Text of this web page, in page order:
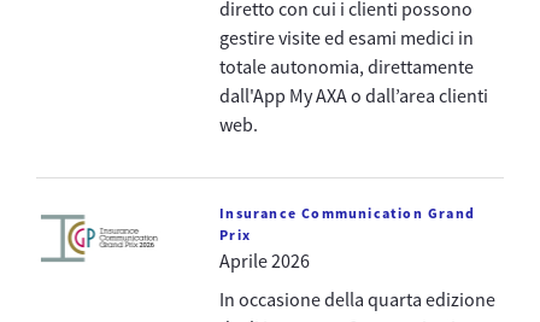
diretto con cui i clienti possono
gestire visite ed esami medici in
totale autonomia, direttamente
dall'App My AXA o dall’area clienti
web.
Insurance Communication Grand
Prix
Aprile 2026
In occasione della quarta edizione